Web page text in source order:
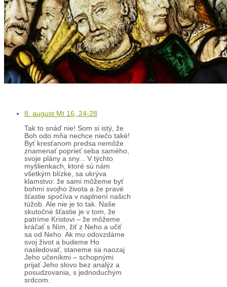
8. august Mt 16, 24-28
Tak to snáď nie! Som si istý, že
Boh odo mňa nechce niečo také!
Byť kresťanom predsa nemôže
znamenať poprieť seba samého,
svoje plány a sny... V týchto
myšlienkach, ktoré sú nám
všetkým blízke, sa ukrýva
klamstvo: že sami môžeme byť
bohmi svojho života a že pravé
šťastie spočíva v naplnení našich
túžob. Ale nie je to tak. Naše
skutočné šťastie je v tom, že
patríme Kristovi – že môžeme
kráčať s Ním, žiť z Neho a učiť
sa od Neho. Ak mu odovzdáme
svoj život a budeme Ho
nasledovať, staneme sa naozaj
Jeho učeníkmi – schopnými
prijať Jeho slovo bez analýz a
posudzovania, s jednoduchým